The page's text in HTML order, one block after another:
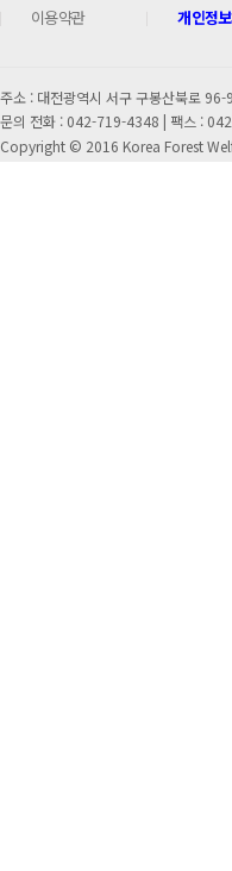
이용약관 개인정
주소 : 대전광역시 서구 구봉산북로
문의 전화 : 042-719-4348 | 팩스 :
Copyright © 2016 Korea Forest